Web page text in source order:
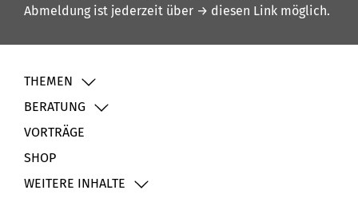
Abmeldung ist jederzeit über → diesen Link möglich.
THEMEN
BERATUNG
VORTRÄGE
SHOP
WEITERE INHALTE